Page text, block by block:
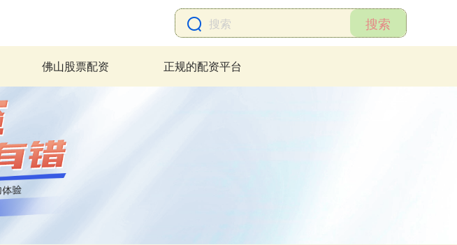
搜索
佛山股票配资 正规的配资平台